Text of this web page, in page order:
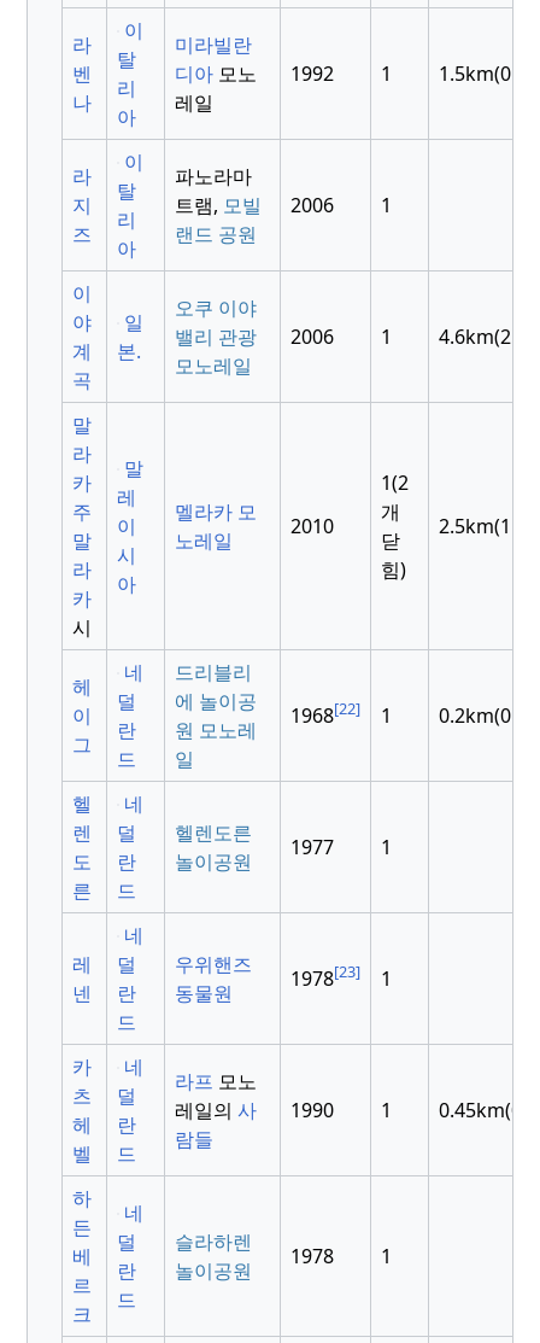
라
벤
나
이
탈
리
아
미라빌란
디아 모노
레일
1992 1
라
지
즈
이
탈
리
아
파노라마
트램, 모빌
랜드 공원
2006 1
이
야
계
곡
일
본.
오쿠 이야
밸리 관광
모노레일
2006 1
말
라
카
주
말
라
카
시
말
레
이
시
아
멜라카 모
노레일
2010
1(2
개
닫
힘)
헤
이
그
네
덜
란
드
드리블리
에 놀이공
원 모노레
일
1968[22] 1
헬
렌
도
른
네
덜
란
드
헬렌도른
놀이공원
1977 1
레
넨
네
덜
란
드
우위핸즈
동물원
1978[23] 1
카
츠
헤
벨
네
덜
란
드
라프 모노
레일의사
람들
1990 1
하
든
베
르
크
네
덜
란
드
슬라하렌
놀이공원
1978 1